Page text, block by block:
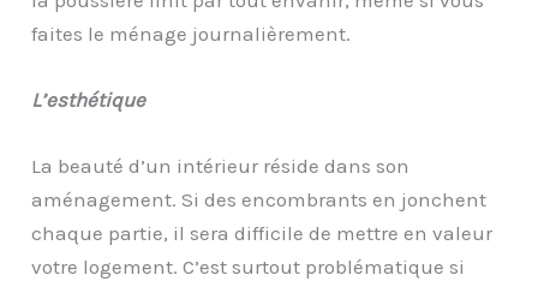
faites le ménage journalièrement.
L’esthétique
La beauté d’un intérieur réside dans son
aménagement. Si des encombrants en jonchent
chaque partie, il sera difficile de mettre en valeur
votre logement. C’est surtout problématique si